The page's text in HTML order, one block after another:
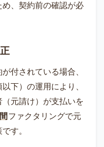
、契約前の確認が必
付されている場合、
下）の運用により、
元請け）が支払いを
ファクタリングで元
す。